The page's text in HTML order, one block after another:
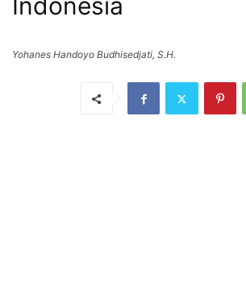
Yohanes Handoyo Budhisedjati, S.H.